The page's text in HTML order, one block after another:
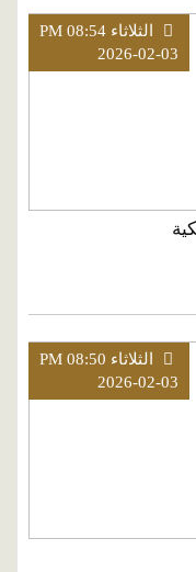
الثلاثاء PM 08:54
2026-02-03
الثلاثاء PM 08:50
2026-02-03